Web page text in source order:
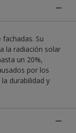
Su
la radiación solar
un 20%,
por los
durabilidad y